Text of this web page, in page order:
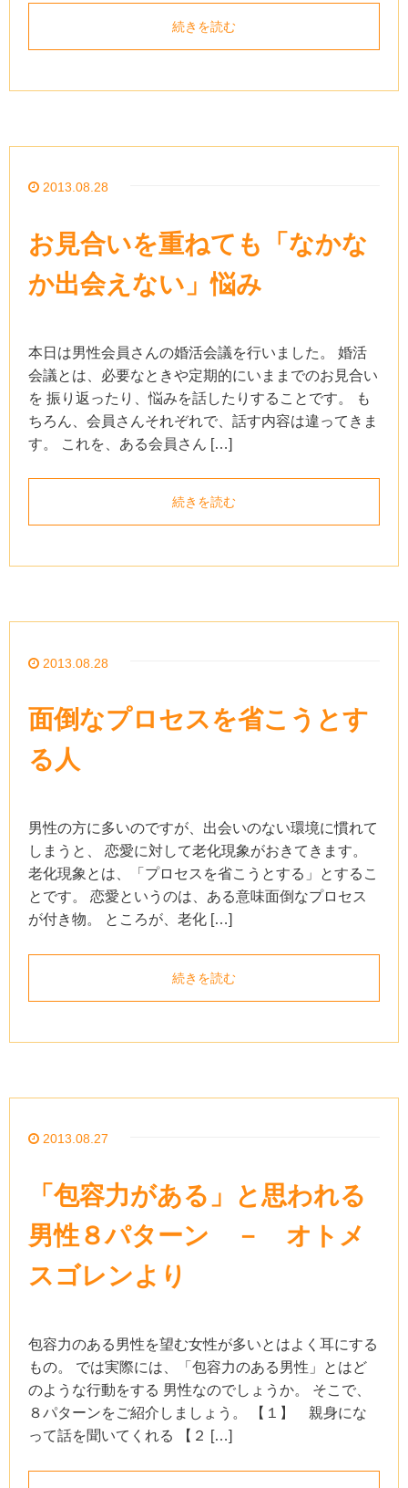
続きを読む
2013.08.28
お見合いを重ねても「なかな
か出会えない」悩み
本日は男性会員さんの婚活会議を行いました。 婚活
会議とは、必要なときや定期的にいままでのお見合い
を 振り返ったり、悩みを話したりすることです。 も
ちろん、会員さんそれぞれで、話す内容は違ってきま
す。 これを、ある会員さん […]
続きを読む
2013.08.28
面倒なプロセスを省こうとす
る人
男性の方に多いのですが、出会いのない環境に慣れて
しまうと、 恋愛に対して老化現象がおきてきます。
老化現象とは、「プロセスを省こうとする」とするこ
とです。 恋愛というのは、ある意味面倒なプロセス
が付き物。 ところが、老化 […]
続きを読む
2013.08.27
「包容力がある」と思われる
男性８パターン － オトメ
スゴレンより
包容力のある男性を望む女性が多いとはよく耳にする
もの。 では実際には、「包容力のある男性」とはど
のような行動をする 男性なのでしょうか。 そこで、
８パターンをご紹介しましょう。 【１】 親身にな
って話を聞いてくれる 【２ […]